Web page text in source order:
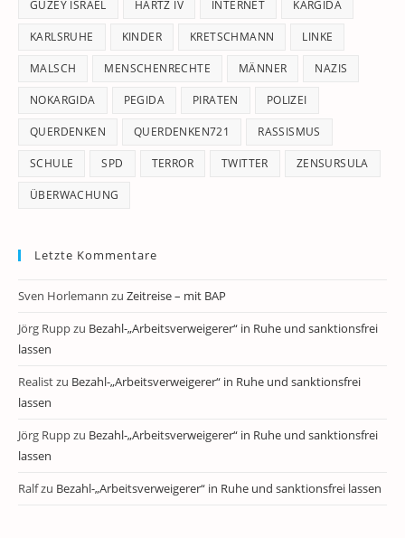
GÜZEY ISRAEL HARTZ IV INTERNET KARGIDA
KARLSRUHE KINDER KRETSCHMANN LINKE
MALSCH MENSCHENRECHTE MÄNNER NAZIS
NOKARGIDA PEGIDA PIRATEN POLIZEI
QUERDENKEN QUERDENKEN721 RASSISMUS
SCHULE SPD TERROR TWITTER ZENSURSULA
ÜBERWACHUNG
Letzte Kommentare
Sven Horlemann zu Zeitreise – mit BAP
Jörg Ruppzu Bezahl-„Arbeitsverweigerer“ in Ruhe und sanktionsfrei
lassen
Realistzu Bezahl-„Arbeitsverweigerer“ in Ruhe und sanktionsfrei
lassen
Jörg Ruppzu Bezahl-„Arbeitsverweigerer“ in Ruhe und sanktionsfrei
lassen
Ralfzu Bezahl-„Arbeitsverweigerer“ in Ruhe und sanktionsfrei lassen